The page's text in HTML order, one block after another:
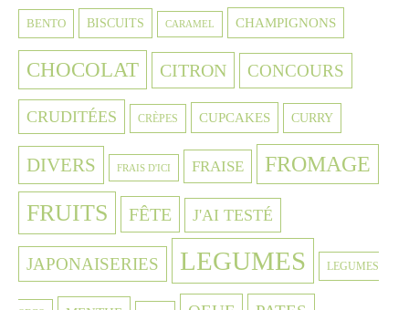
BENTO BISCUITS CARAMEL CHAMPIGNONS
CHOCOLAT CITRON CONCOURS
CRUDITÉES CRÈPES CUPCAKES CURRY
DIVERS FRAIS D'ICI FRAISE FROMAGE
FRUITS FÊTE J'AI TESTÉ
JAPONAISERIES LEGUMES LEGUMES